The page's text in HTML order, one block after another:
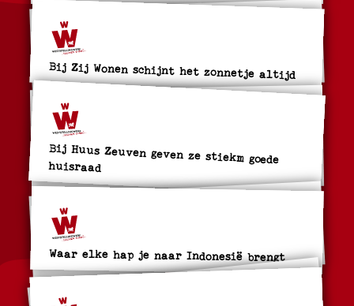
Bij Zij Wonen schijnt het zonnetje altijd
Bij Huus Zeuven geven ze stiekm goede
huisraad
Waar elke hap je naar Indonesië brengt